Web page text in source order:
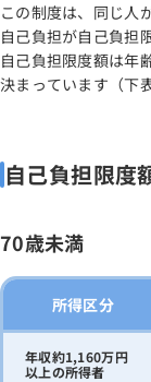
この制度は、同じ人
自己負担が自己負担
自己負担限度額は年
決まっています（下
自己負担限度
70歳未満
所得区分
年収約1,160万円
以上の所得者